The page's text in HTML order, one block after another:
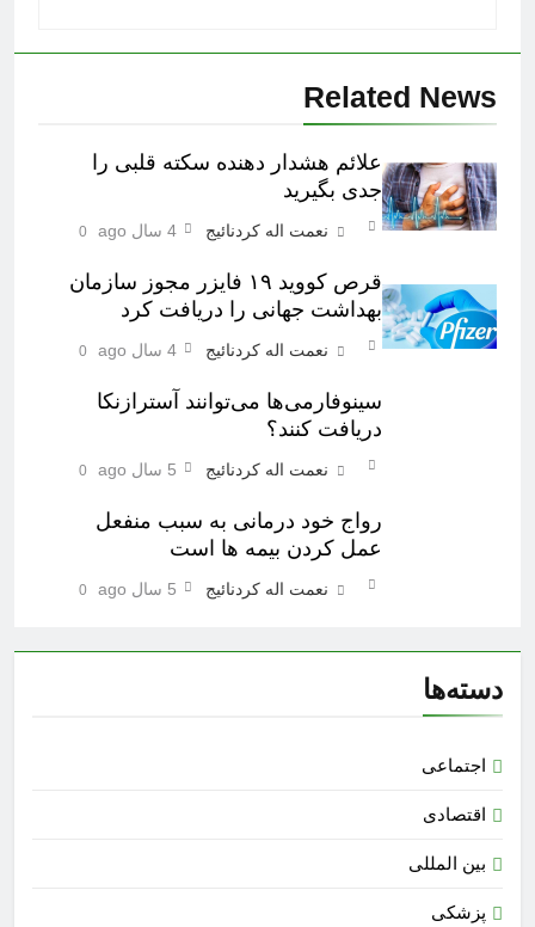
Related News
علائم هشدار دهنده سکته قلبی را
جدی بگیرید
نعمت اله کردنائیج 4 سال ago 0
قرص کووید ۱۹ فایزر مجوز سازمان
بهداشت جهانی را دریافت کرد
نعمت اله کردنائیج 4 سال ago 0
سینوفارمی‌ها می‌توانند آسترازنکا
دریافت کنند؟
نعمت اله کردنائیج 5 سال ago 0
رواج خود درمانی به سبب منفعل
عمل کردن بیمه ها است
نعمت اله کردنائیج 5 سال ago 0
دسته‌ها
اجتماعی
اقتصادی
بین المللی
پزشکی